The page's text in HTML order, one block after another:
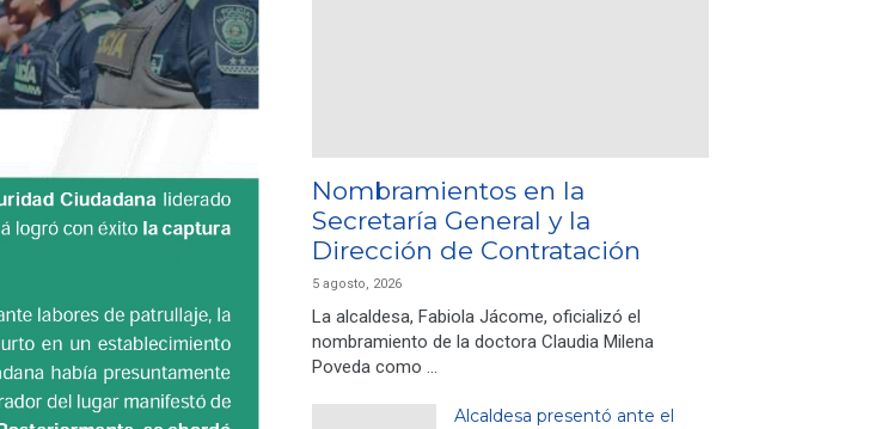
Nombramientos en la
Secretaría General y la
Dirección de Contratación
5 agosto, 2026
La alcaldesa, Fabiola Jácome, oficializó el
nombramiento de la doctora Claudia Milena
Poveda como …
Alcaldesa presentó ante el